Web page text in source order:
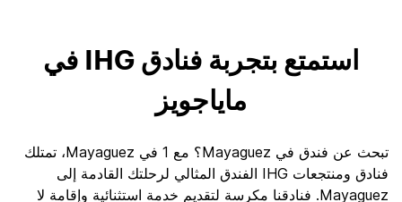
استمتع بتجربة فنادق IHG في
ماياجويز
تبحث عن فندق في Mayaguez؟ مع 1 في Mayaguez، تمتلك
فنادق ومنتجعات IHG الفندق المثالي لرحلتك القادمة إلى
Mayaguez. فنادقنا مكرسة لتقديم خدمة استثنائية وإقامة لا